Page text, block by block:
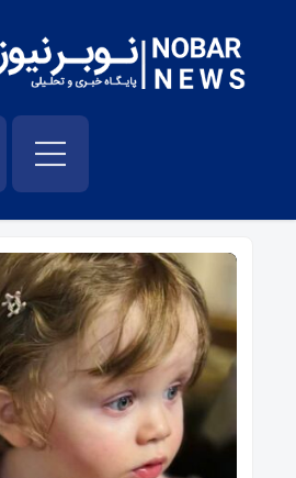
رهبری – نوبر نیوز